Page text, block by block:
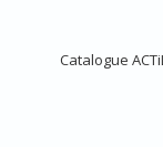
Catalogue